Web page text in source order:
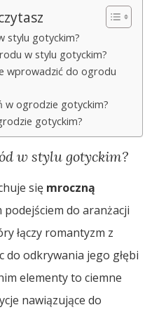
stylu gotyckim?
w stylu gotyckim?
wprowadzić do ogrodu
w ogrodzie gotyckim?
gotyckim?
w stylu gotyckim?
się mroczną
do aranżacji
łączy romantyzm z
do odkrywania jego głębi
elementy to ciemne
nawiązujące do